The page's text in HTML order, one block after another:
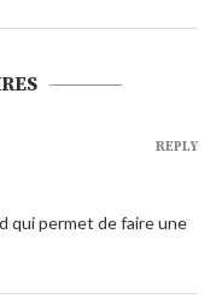
qui permet de faire une
REPLY